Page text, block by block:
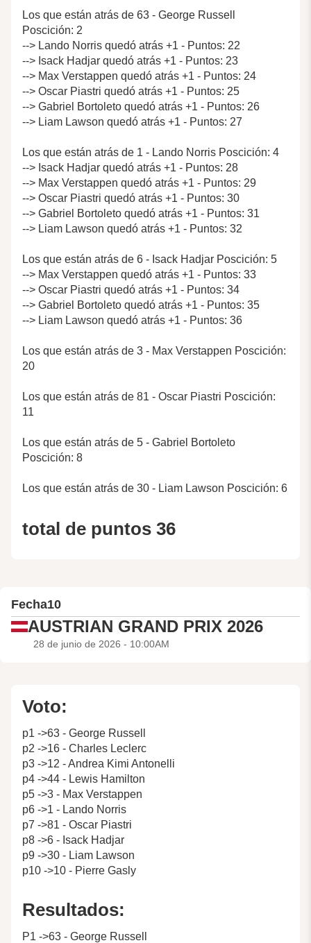
Los que están atrás de 63 - George Russell
Poscición: 2
--> Lando Norris quedó atrás +1 - Puntos: 22
--> Isack Hadjar quedó atrás +1 - Puntos: 23
--> Max Verstappen quedó atrás +1 - Puntos: 24
--> Oscar Piastri quedó atrás +1 - Puntos: 25
--> Gabriel Bortoleto quedó atrás +1 - Puntos: 26
--> Liam Lawson quedó atrás +1 - Puntos: 27
Los que están atrás de 1 - Lando Norris Poscición: 4
--> Isack Hadjar quedó atrás +1 - Puntos: 28
--> Max Verstappen quedó atrás +1 - Puntos: 29
--> Oscar Piastri quedó atrás +1 - Puntos: 30
--> Gabriel Bortoleto quedó atrás +1 - Puntos: 31
--> Liam Lawson quedó atrás +1 - Puntos: 32
Los que están atrás de 6 - Isack Hadjar Poscición: 5
--> Max Verstappen quedó atrás +1 - Puntos: 33
--> Oscar Piastri quedó atrás +1 - Puntos: 34
--> Gabriel Bortoleto quedó atrás +1 - Puntos: 35
--> Liam Lawson quedó atrás +1 - Puntos: 36
Los que están atrás de 3 - Max Verstappen Poscición:
20
Los que están atrás de 81 - Oscar Piastri Poscición:
11
Los que están atrás de 5 - Gabriel Bortoleto
Poscición: 8
Los que están atrás de 30 - Liam Lawson Poscición: 6
total de puntos 36
Fecha10
AUSTRIAN GRAND PRIX 2026
28 de junio de 2026 - 10:00AM
Voto:
p1 ->63 - George Russell
p2 ->16 - Charles Leclerc
p3 ->12 - Andrea Kimi Antonelli
p4 ->44 - Lewis Hamilton
p5 ->3 - Max Verstappen
p6 ->1 - Lando Norris
p7 ->81 - Oscar Piastri
p8 ->6 - Isack Hadjar
p9 ->30 - Liam Lawson
p10 ->10 - Pierre Gasly
Resultados:
P1 ->63 - George Russell